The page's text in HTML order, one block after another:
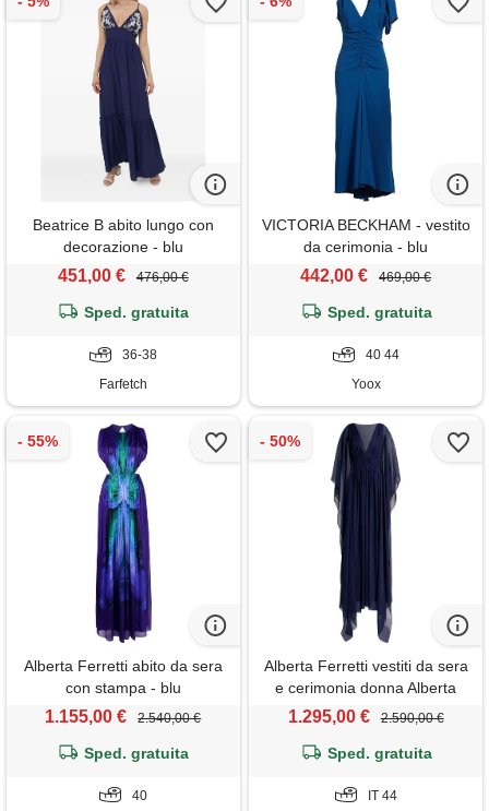
Beatrice B abito lungo con
decorazione - blu
451,00 € 476,00 €
Sped. gratuita
36-38
Farfetch
VICTORIA BECKHAM - vestito
da cerimonia - blu
442,00 € 469,00 €
Sped. gratuita
40 44
Yoox
Alberta Ferretti abito da sera
con stampa - blu
1.155,00 € 2.540,00 €
Sped. gratuita
40
Alberta Ferretti vestiti da sera
e cerimonia donna Alberta
Ferretti - abito creponne - blu
1.295,00 € 2.590,00 €
Sped. gratuita
IT 44